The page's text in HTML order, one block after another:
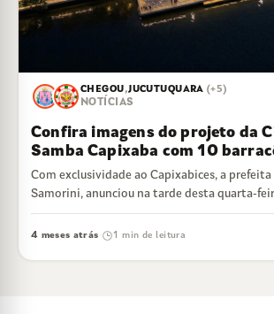
CHEGOU,JUCUTUQUARA (+5)
NOTÍCIAS
Confira imagens do projeto da
Samba Capixaba com 10
Com exclusividade ao Capixabices, a
Samorini, anunciou na tarde desta quarta-
Cidade do Samba Capixaba…
4 meses atrás 1 min de leitura